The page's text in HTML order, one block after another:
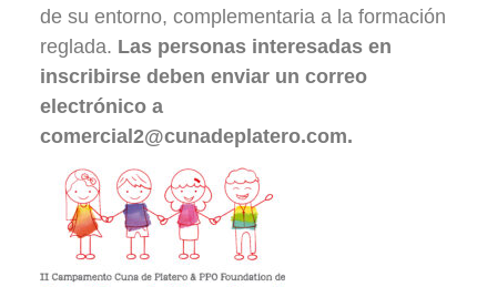
de su entorno, complementaria a la formación
reglada. Las personas interesadas en
inscribirse deben enviar un correo
electrónico a
comercial2@cunadeplatero.com.